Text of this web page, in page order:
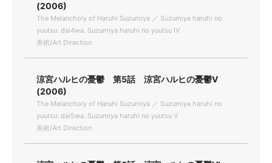
(2006)
The Melancholy of Haruhi Suzumiya ／ Suzumiya haruhi no
yuutsu: dai4wa. Suzumiya haruhi no yuutsu IV
美術/Art Direction
涼宮ハルヒの憂鬱 第5話 涼宮ハルヒの憂鬱V
(2006)
The Melancholy of Haruhi Suzumiya ／ Suzumiya haruhi no
yuutsu: dai5wa. Suzumiya haruhi no yuutsu V
美術/Art Direction